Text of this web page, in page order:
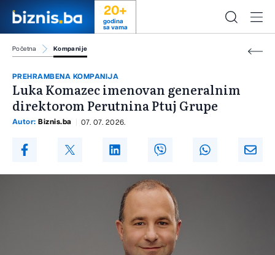
20+
godina
sa vama
Početna Kompanije
PREHRAMBENA KOMPANIJA
Luka Komazec imenovan generalnim
direktorom Perutnina Ptuj Grupe
Autor: Biznis.ba 07. 07. 2026.